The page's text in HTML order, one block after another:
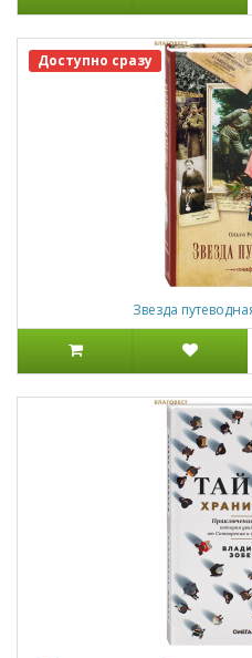
Доступно сразу
Звезда